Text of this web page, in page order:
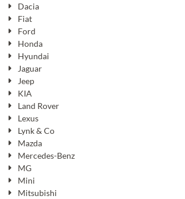
Dacia
Fiat
Ford
Honda
Hyundai
Jaguar
Jeep
KIA
Land Rover
Lexus
Lynk & Co
Mazda
Mercedes-Benz
MG
Mini
Mitsubishi